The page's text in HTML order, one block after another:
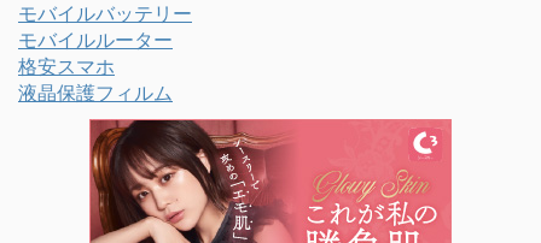
モバイルバッテリー
モバイルルーター
格安スマホ
液晶保護フィルム